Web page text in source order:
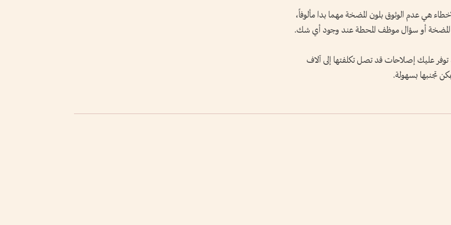
هي عدم الوثوق بلون المضخة مهما بدا مألوفاً،
المضخة أو سؤال موظف المحطة عند وجود أي شك.
عليك إصلاحات قد تصل تكلفتها إلى آلاف
تجنبها بسهولة.